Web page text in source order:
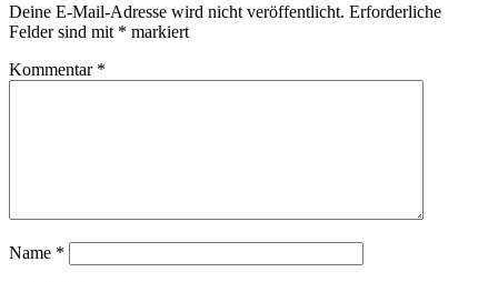
Deine E-Mail-Adresse wird nicht veröffentlicht. Erforderliche
Felder sind mit * markiert
Kommentar *
Name *